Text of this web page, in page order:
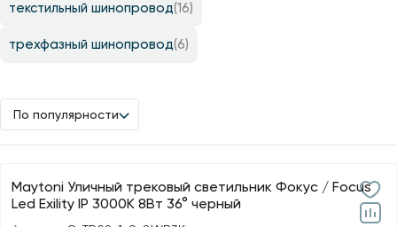
текстильный шинопровод(16)
трехфазный шинопровод(6)
По популярности
Maytoni Уличный трековый светильник Фокус / Focus
Led Exility IP 3000К 8Вт 36° черный